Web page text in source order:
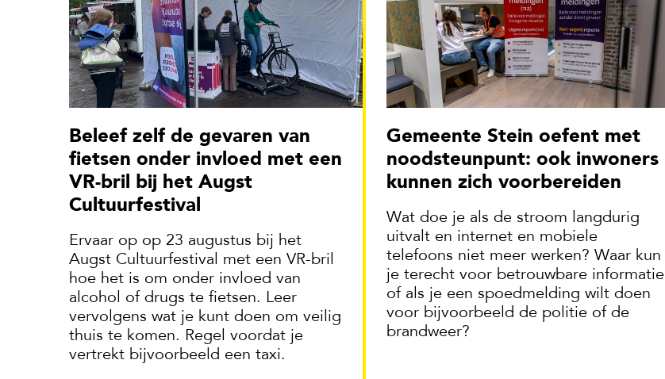
Beleef zelf de gevaren van
fietsen onder invloed met een
VR-bril bij het Augst
Cultuurfestival
Ervaar op op 23 augustus bij het
Augst Cultuurfestival met een VR-bril
hoe het is om onder invloed van
alcohol of drugs te fietsen. Leer
vervolgens wat je kunt doen om veilig
thuis te komen. Regel voordat je
vertrekt bijvoorbeeld een taxi.
Gemeente Stein oefent met
noodsteunpunt: ook inwoners
kunnen zich voorbereiden
Wat doe je als de stroom langdurig
uitvalt en internet en mobiele
telefoons niet meer werken? Waar kun
je terecht voor betrouwbare informatie
of als je een spoedmelding wilt doen
voor bijvoorbeeld de politie of de
brandweer?